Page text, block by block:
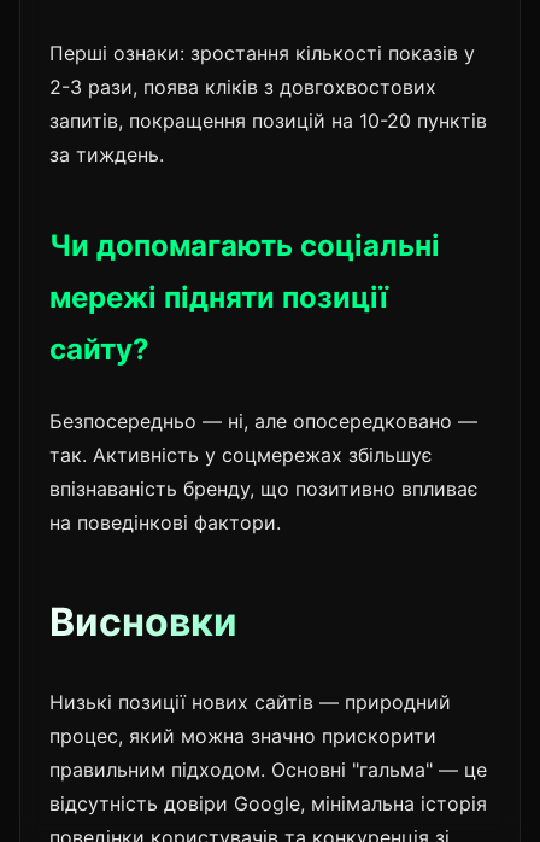
Перші ознаки: зростання кількості показів у
2-3 рази, поява кліків з довгохвостових
запитів, покращення позицій на 10-20 пунктів
за тиждень.
Чи допомагають соціальні
мережі підняти позиції
сайту?
Безпосередньо — ні, але опосередковано —
так. Активність у соцмережах збільшує
впізнаваність бренду, що позитивно впливає
на поведінкові фактори.
Висновки
Низькі позиції нових сайтів — природний
процес, який можна значно прискорити
правильним підходом. Основні "гальма" — це
відсутність довіри Google, мінімальна історія
поведінки користувачів та конкуренція зі